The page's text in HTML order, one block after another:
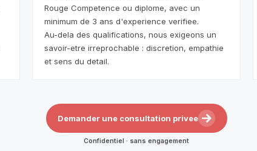
Rouge Competence ou diplome, avec un
minimum de 3 ans d'experience verifiee.
Au-dela des qualifications, nous exigeons un
savoir-etre irreprochable : discretion, empathie
et sens du detail.
Demander une consultation privee
Confidentiel · sans engagement